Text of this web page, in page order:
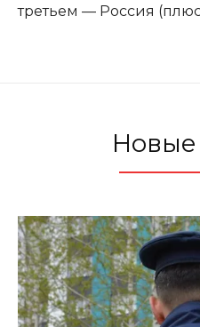
третьем — Россия (плюс
Новые